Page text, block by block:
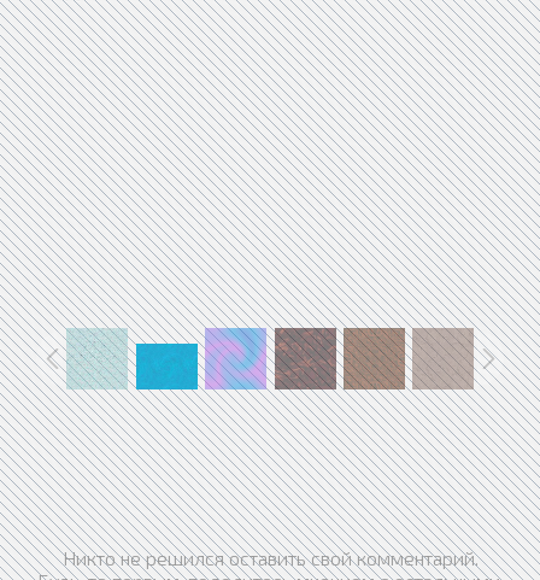
Никто не решился оставить свой комментарий.